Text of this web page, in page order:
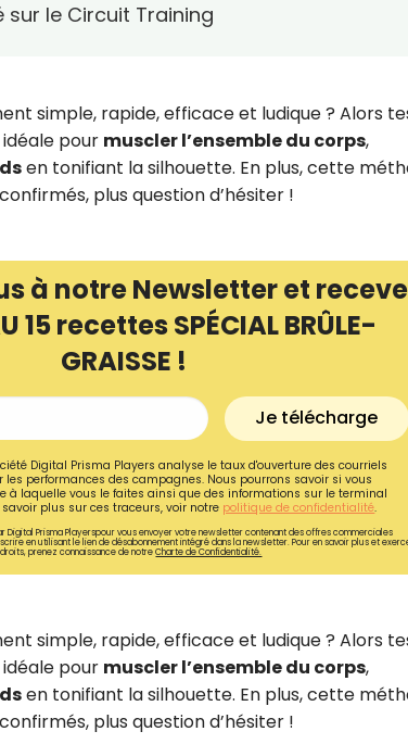
le Circuit Training
simple, rapide, efficace et ludique ? Alors
pour muscler l’ensemble du corps,
en tonifiant la silhouette. En plus, cette
plus question d’hésiter !
à notre Newsletter et
15 recettes SPÉCIAL BRÛLE-
GRAISSE !
Je télécharge
Digital Prisma Players analyse le taux d'ouverture des courriels
performances des campagnes. Nous pourrons savoir si vous
à laquelle vous le faites ainsi que des informations sur le terminal
plus sur ces traceurs, voir notre politique de confidentialité.
Digital Prisma Playerspour vous envoyer votre newsletter contenant des offres commerciales
en utilisant le lien de désabonnement intégré dans la newsletter. Pour en savoir plus et
prenez connaissance de notreCharte de Confidentialité.
simple, rapide, efficace et ludique ? Alors
pour muscler l’ensemble du corps,
en tonifiant la silhouette. En plus, cette
plus question d’hésiter !